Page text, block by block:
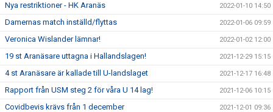
Nya restriktioner - HK Aranäs 2022-01-10 14:50
Damernas match inställd/flyttas 2022-01-06 09:59
Veronica Wislander lämnar! 2022-01-02 12:00
19 st Aranäsare uttagna i Hallandslagen! 2021-12-29 15:15
4 st Aranäsare är kallade till U-landslaget 2021-12-17 16:48
Rapport från USM steg 2 för våra U 14 lag! 2021-12-06 10:15
Covidbevis krävs från 1 december 2021-12-01 09:36